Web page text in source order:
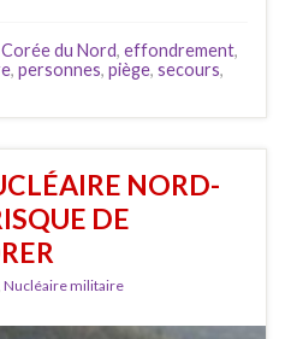
Corée du Nord, effondrement,
, personnes, piège, secours,
NORD-
DE
Nucléaire militaire